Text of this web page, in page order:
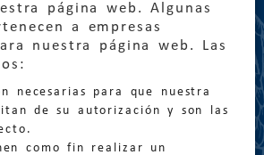
página web. Algunas
a empresas
nuestra página web. Las
necesarias para que nuestra
de su autorización y son las
como fin realizar un